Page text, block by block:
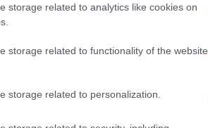
storage related to analytics like cookies on
storage related to functionality of the website
storage related to personalization.